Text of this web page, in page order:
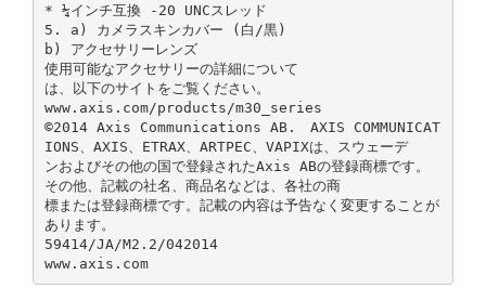
* ¼インチ互換 ‑20 UNCスレッド
5. a) カメラスキンカバー (白/黒)
b) アクセサリーレンズ
使用可能なアクセサリーの詳細について
は、以下のサイトをご覧ください。
www.axis.com/products/m30̲series
©2014 Axis Communications AB. AXIS COMMUNICAT
IONS、AXIS、ETRAX、ARTPEC、VAPIXは、スウェーデ
ンおよびその他の国で登録されたAxis ABの登録商標です。
その他、記載の社名、商品名などは、各社の商
標または登録商標です。記載の内容は予告なく変更することが
あります。
59414/JA/M2.2/042014
www.axis.com